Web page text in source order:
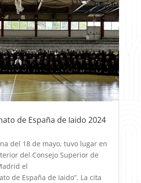
de España de Iaido 2024
del 18 de mayo, tuvo lugar en
del Consejo Superior de
el
de España de Iaido”. La cita